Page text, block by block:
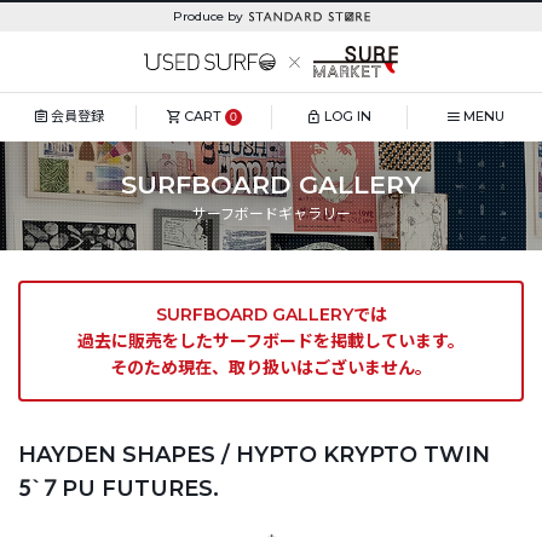
Produce by
会員登録 CART 0 LOG IN MENU
SURFBOARD GALLERY
サーフボードギャラリー
SURFBOARD GALLERYでは
過去に販売をしたサーフボードを掲載しています。
そのため現在、取り扱いはございません。
HAYDEN SHAPES / HYPTO KRYPTO TWIN
5`7 PU FUTURES.